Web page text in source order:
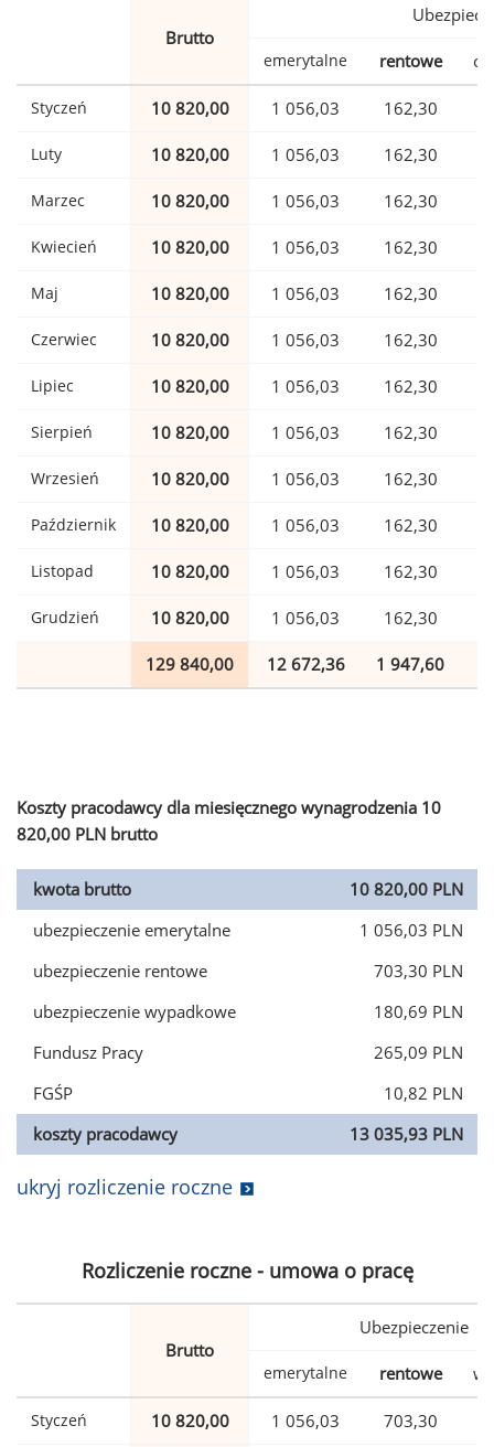
Brutto
emerytalne rentowe
Styczeń 10 820,00 1 056,03 162,30
Luty 10 820,00 1 056,03 162,30
Marzec 10 820,00 1 056,03 162,30
Kwiecień 10 820,00 1 056,03 162,30
Maj 10 820,00 1 056,03 162,30
Czerwiec 10 820,00 1 056,03 162,30
Lipiec 10 820,00 1 056,03 162,30
Sierpień 10 820,00 1 056,03 162,30
Wrzesień 10 820,00 1 056,03 162,30
Październik 10 820,00 1 056,03 162,30
Listopad 10 820,00 1 056,03 162,30
Grudzień 10 820,00 1 056,03 162,30
129 840,00 12 672,36 1 947,60
Koszty pracodawcy dla miesięcznego wynagrodzenia 10
820,00 PLN brutto
kwota brutto
10 820,00 PLN
ubezpieczenie emerytalne
1 056,03 PLN
ubezpieczenie rentowe
703,30 PLN
ubezpieczenie wypadkowe
180,69 PLN
Fundusz Pracy
265,09 PLN
FGŚP
10,82 PLN
koszty pracodawcy
13 035,93 PLN
ukryj rozliczenie roczne
Rozliczenie roczne - umowa o pracę
Brutto
Ubezpieczenie
emerytalne rentowe
Styczeń 10 820,00 1 056,03 703,30